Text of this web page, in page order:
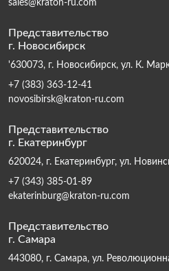
sales@kraton-ru.com
Представительство
г. Новосибирск
'630073, г. Новосибирск, ул. К.
+7 (383) 363-12-41
novosibirsk@kraton-ru.com
Представительство
г. Екатеринбург
620024, г. Екатеринбург, ул.
+7 (343) 385-01-89
ekaterinburg@kraton-ru.com
Представительство
г. Самара
443080, г. Самара, ул.